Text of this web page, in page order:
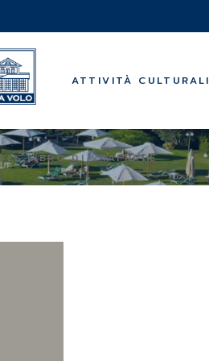
ATTIVITÀ CULTURALI
Musica
Visite Guidate e Viaggi
Centro benessere
Centri Estivi
LIBRO DI V.IAFRATE